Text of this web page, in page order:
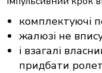
комплектуючі
жалюзі не
і взагалі
придбати